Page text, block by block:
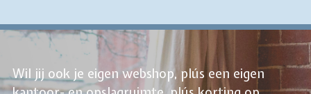
Wil jij ook je eigen webshop, plús een eigen